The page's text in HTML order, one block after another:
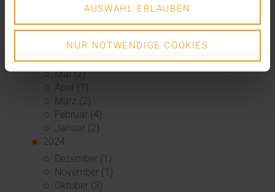
AUSWAHL ERLAUBEN
NUR NOTWENDIGE COOKIES
Oktober (2)
August (3)
Juli (3)
Juni (1)
Mai (2)
April (1)
März (2)
Februar (4)
Januar (2)
2024
Dezember (1)
November (1)
Oktober (3)